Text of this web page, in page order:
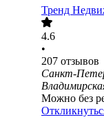
Тренд
4.6
•
207 отзывов
Санкт-
Можно без